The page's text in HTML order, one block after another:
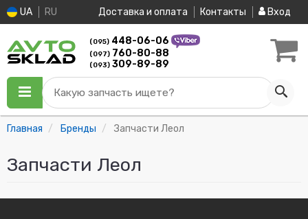
UA RU Доставка и оплата Контакты Вход
(095) 448-06-06
(097) 760-80-88
(093) 309-89-89
Какую запчасть ищете?
Главная Бренды Запчасти Леол
Запчасти Леол